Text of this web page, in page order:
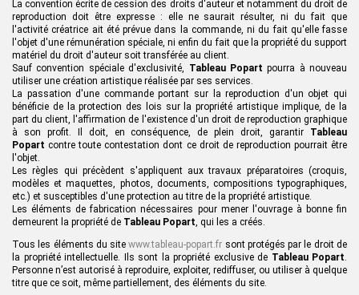
La convention écrite de cession des droits d'auteur et notamment du droit de
reproduction doit être expresse : elle ne saurait résulter, ni du fait que
l'activité créatrice ait été prévue dans la commande, ni du fait qu'elle fasse
l'objet d'une rémunération spéciale, ni enfin du fait que la propriété du support
matériel du droit d'auteur soit transférée au client.
Sauf convention spéciale d'exclusivité, Tableau Popart pourra à nouveau
utiliser une création artistique réalisée par ses services.
La passation d'une commande portant sur la reproduction d'un objet qui
bénéficie de la protection des lois sur la propriété artistique implique, de la
part du client, l'affirmation de l'existence d'un droit de reproduction graphique
à son profit. Il doit, en conséquence, de plein droit, garantir Tableau
Popart contre toute contestation dont ce droit de reproduction pourrait être
l'objet.
Les règles qui précèdent s'appliquent aux travaux préparatoires (croquis,
modèles et maquettes, photos, documents, compositions typographiques,
etc.) et susceptibles d'une protection au titre de la propriété artistique.
Les éléments de fabrication nécessaires pour mener l'ouvrage à bonne fin
demeurent la propriété de Tableau Popart, qui les a créés.
Tous les éléments du sitewww.tableau-popart.fr sont protégés par le droit de
la propriété intellectuelle. Ils sont la propriété exclusive de Tableau Popart.
Personne n’est autorisé à reproduire, exploiter, rediffuser, ou utiliser à quelque
titre que ce soit, même partiellement, des éléments du site.